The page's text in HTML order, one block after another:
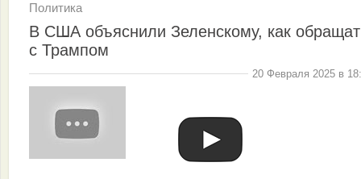
Политика
В США объяснили Зеленскому, как
с Трампом
20 Февраля 2025 в